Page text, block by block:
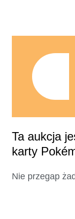
Ta aukcja
karty
Nie przegap